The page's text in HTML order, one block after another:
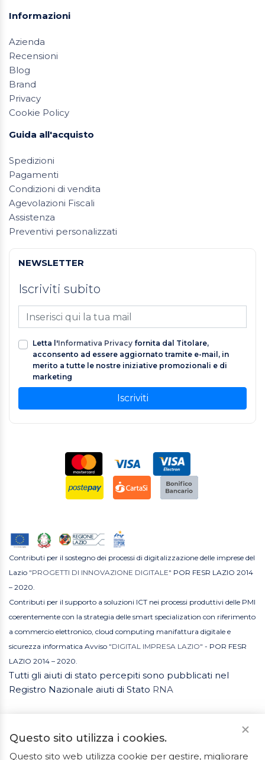
Informazioni
Azienda
Recensioni
Blog
Brand
Privacy
Cookie Policy
Guida all'acquisto
Spedizioni
Pagamenti
Condizioni di vendita
Agevolazioni Fiscali
Assistenza
Preventivi personalizzati
NEWSLETTER
Iscriviti subito
Letta l'Informativa Privacy fornita dal Titolare,
acconsento ad essere aggiornato tramite e-mail, in
merito a tutte le nostre iniziative promozionali e di
marketing
Iscriviti
Contributi per il sostegno dei processi di digitalizzazione delle imprese del
Lazio "PROGETTI DI INNOVAZIONE DIGITALE" POR FESR LAZIO 2014
– 2020.
Contributi per il supporto a soluzioni ICT nei processi produttivi delle PMI
coerentemente con la strategia delle smart specialization con riferimento
a commercio elettronico, cloud computing manifattura digitale e
sicurezza informatica Avviso "DIGITAL IMPRESA LAZIO" - POR FESR
LAZIO 2014 – 2020.
Tutti gli aiuti di stato percepiti sono pubblicati nel
Registro Nazionale aiuti di Stato RNA
Questo sito utilizza i cookies.
Questo sito web utilizza cookie per gestire, migliorare